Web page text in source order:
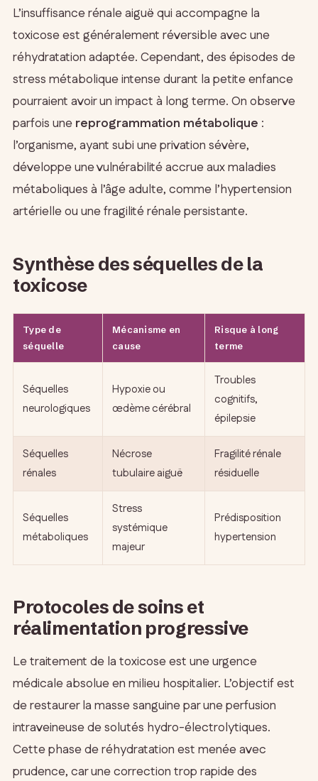
L’insuffisance rénale aiguë qui accompagne la
toxicose est généralement réversible avec une
réhydratation adaptée. Cependant, des épisodes de
stress métabolique intense durant la petite enfance
pourraient avoir un impact à long terme. On observe
parfois une reprogrammation métabolique :
l’organisme, ayant subi une privation sévère,
développe une vulnérabilité accrue aux maladies
métaboliques à l’âge adulte, comme l’hypertension
artérielle ou une fragilité rénale persistante.
Synthèse des séquelles de la
toxicose
Type de
séquelle
Mécanisme en
cause
Risque à long
terme
Séquelles
neurologiques
Hypoxie ou
œdème cérébral
Troubles
cognitifs,
épilepsie
Séquelles
rénales
Nécrose
tubulaire aiguë
Fragilité rénale
résiduelle
Séquelles
métaboliques
Stress
systémique
majeur
Prédisposition
hypertension
Protocoles de soins et
réalimentation progressive
Le traitement de la toxicose est une urgence
médicale absolue en milieu hospitalier. L’objectif est
de restaurer la masse sanguine par une perfusion
intraveineuse de solutés hydro-électrolytiques.
Cette phase de réhydratation est menée avec
prudence, car une correction trop rapide des